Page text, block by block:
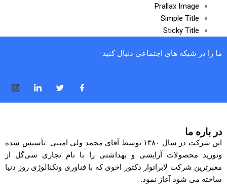
Prallax Image
Simple Title
Sticky Title
ما را در شبکه های اجتماعی دنبال کنید
در باره ما
این شرکت در سال ۱۳۸۰ توسط آقای محمد ولی امینی تأسیس شده
وتورید محصولات آرایشی و بهداشتی را با نام تجاری سی‌گل از
معبرترین شرکت لابراتوار دکتور اخوی که با فناوری وتکنالوژی روز دنیا
ساخته می شود آغاز نمود.